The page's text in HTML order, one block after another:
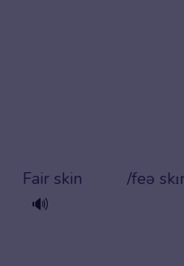
Fair skin
🔊
/feə